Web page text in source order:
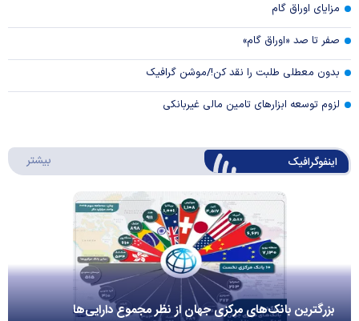
مزایای اوراق گام
صفر تا صد «اوراق گام»
بدون معطلی طلبت را نقد کن!/موشن گرافیک
لزوم توسعه ابزارهای تامین مالی غیربانکی
اینفوگرافیک بیشتر
بزرگترین بانک‌های مرکزی جهان از نظر مجموع دارایی‌ها